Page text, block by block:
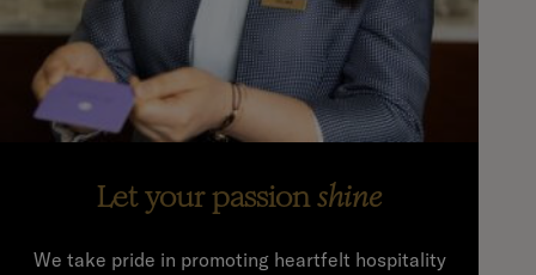
Let your passion shine
We take pride in promoting heartfelt hospitality